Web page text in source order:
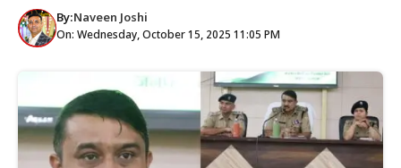
By:Naveen Joshi
On: Wednesday, October 15, 2025 11:05 PM